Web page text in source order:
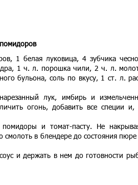
1 белая луковица, 4 зубчика
1 ч. л. порошка чили, 2 ч. л.
бульона, соль по вкусу, 1 ст. л.
лук, имбирь и
огонь, добавить все специи и,
и томат-пасту. Не
в блендере до состояния пюре
и держать в нем до готовности